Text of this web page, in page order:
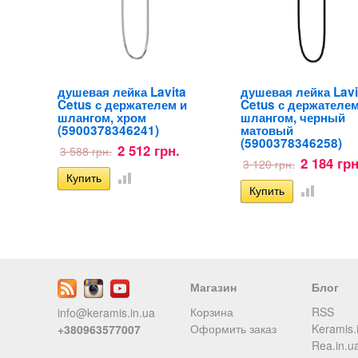
душевая лейка Lavita
Cetus с держателем и
шлангом, хром
(5900378346241)
3 588 грн. 2 512 грн.
душевая лейка
Cetus с
шлангом, черный
матовый
(5900378346258)
3 120 грн. 2 184
info@keramis.in.ua
+380963577007
Магазин
Корзина
Оформить заказ
Блог
RSS